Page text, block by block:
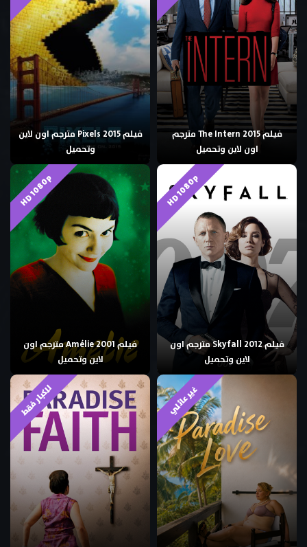
فيلم The Intern 2015 مترجم
اون لاين وتحميل
فيلم Pixels 2015 مترجم اون لاين
وتحميل
HD 1080p
فيلم Skyfall 2012 مترجم اون
لاين وتحميل
HD 1080p
فيلم Amélie 2001 مترجم اون
لاين وتحميل
غير عائلي للكبار فقط